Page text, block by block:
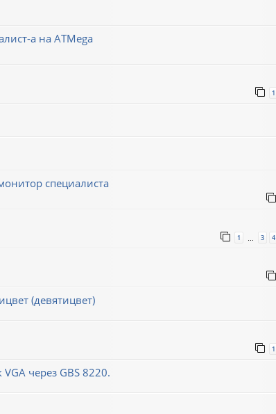
а на ATMega
1
специалиста
1 … 3 4
(девятицвет)
1
через GBS 8220.